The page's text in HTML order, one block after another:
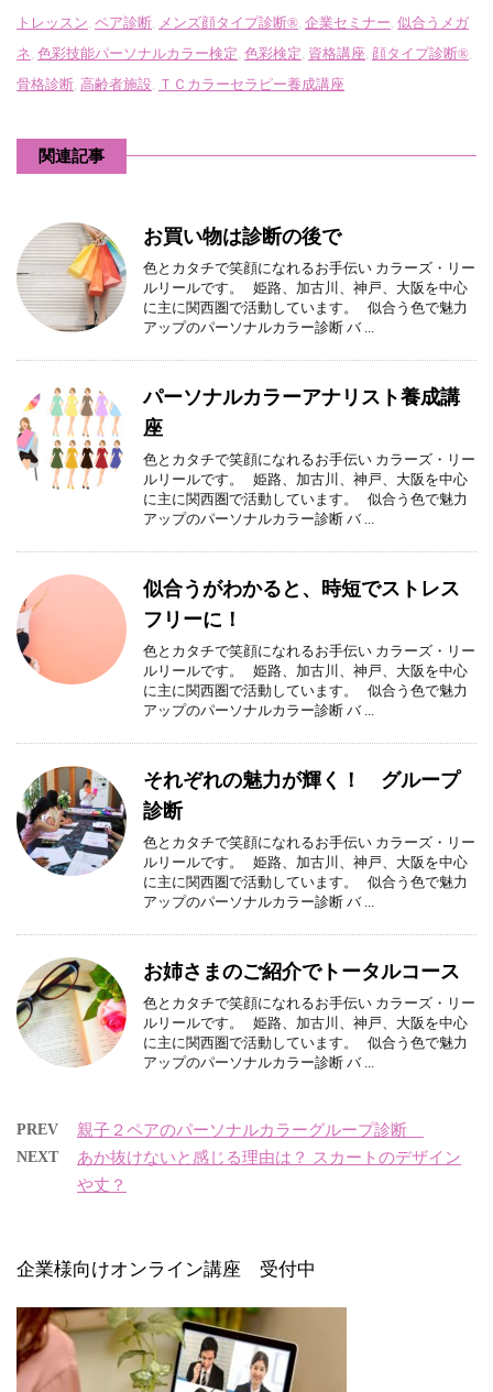
トレッスン ペア診断 メンズ顔タイプ診断® 企業セミナー 似合うメガ
ネ 色彩技能パーソナルカラー検定 色彩検定 資格講座 顔タイプ診断®
骨格診断 高齢者施設 ＴＣカラーセラピー養成講座
関連記事
お買い物は診断の後で
色とカタチで笑顔になれるお手伝い カラーズ・リー
ルリールです。 姫路、加古川、神戸、大阪を中心
に主に関西圏で活動しています。 似合う色で魅力
アップのパーソナルカラー診断 バ ...
パーソナルカラーアナリスト養成講
座
色とカタチで笑顔になれるお手伝い カラーズ・リー
ルリールです。 姫路、加古川、神戸、大阪を中心
に主に関西圏で活動しています。 似合う色で魅力
アップのパーソナルカラー診断 バ ...
似合うがわかると、時短でストレス
フリーに！
色とカタチで笑顔になれるお手伝い カラーズ・リー
ルリールです。 姫路、加古川、神戸、大阪を中心
に主に関西圏で活動しています。 似合う色で魅力
アップのパーソナルカラー診断 バ ...
それぞれの魅力が輝く！ グループ
診断
色とカタチで笑顔になれるお手伝い カラーズ・リー
ルリールです。 姫路、加古川、神戸、大阪を中心
に主に関西圏で活動しています。 似合う色で魅力
アップのパーソナルカラー診断 バ ...
お姉さまのご紹介でトータルコース
色とカタチで笑顔になれるお手伝い カラーズ・リー
ルリールです。 姫路、加古川、神戸、大阪を中心
に主に関西圏で活動しています。 似合う色で魅力
アップのパーソナルカラー診断 バ ...
PREV 親子２ペアのパーソナルカラーグループ診断
NEXT
あか抜けないと感じる理由は？ スカートのデザイン
や丈？
企業様向けオンライン講座 受付中